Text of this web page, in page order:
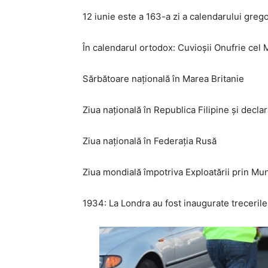
12 iunie este a 163-a zi a calendarului
În calendarul ortodox: Cuvioșii Onufrie cel
Sărbătoare națională în Marea Britanie
Ziua națională în Republica Filipine și
Ziua națională în Federația Rusă
Ziua mondială împotriva Exploatării prin
1934: La Londra au fost inaugurate